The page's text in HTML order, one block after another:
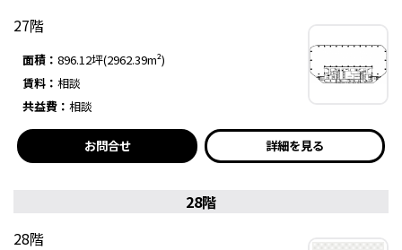
27階
面積： 896.12坪(2962.39m²)
賃料： 相談
共益費： 相談
お問合せ 詳細を見る
28階
28階